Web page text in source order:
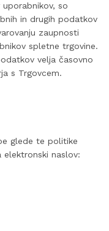
so
in drugih podatkov
zaupnosti
spletne trgovine.
velja časovno
s Trgovcem.
glede te politike
naslov: